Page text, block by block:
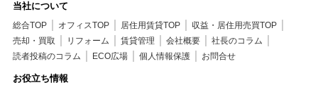
当社について
総合TOP オフィスTOP 居住用賃貸TOP
収益・居住用売買TOP
売却・買取
リフォーム 賃貸管理 会社概要
社長のコラム
読者投稿のコラム
ECO広場 個人情報保護 お問合せ
お役立ち情報